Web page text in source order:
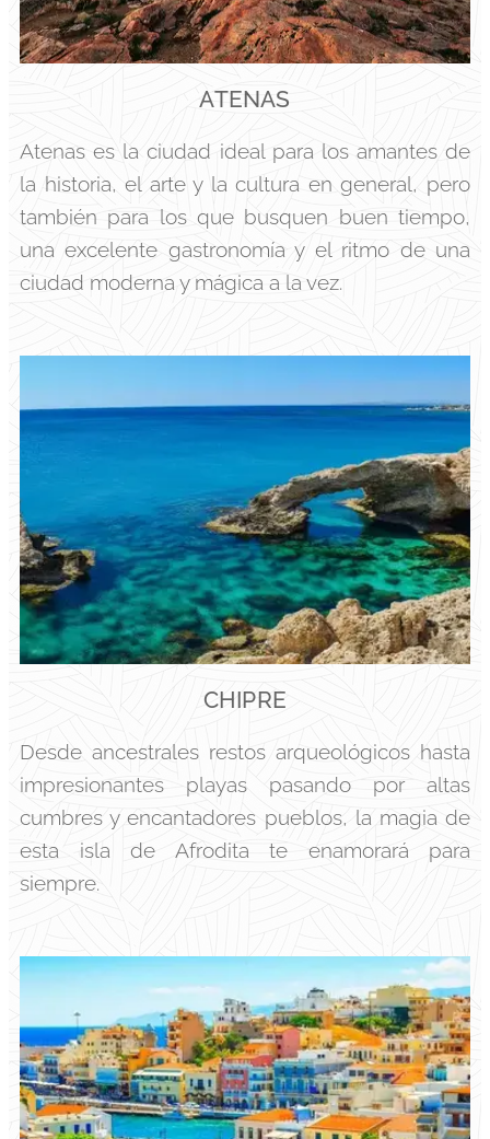
ATENAS
Atenas es la ciudad ideal para los amantes de
la historia, el arte y la cultura en general, pero
también para los que busquen buen tiempo,
una excelente gastronomía y el ritmo de una
ciudad moderna y mágica a la vez.
CHIPRE
Desde ancestrales restos arqueológicos hasta
impresionantes playas pasando por altas
cumbres y encantadores pueblos, la magia de
esta isla de Afrodita te enamorará para
siempre.